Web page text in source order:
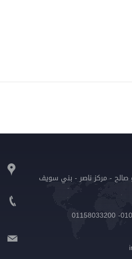
صالح - مركز ناصر - بني سويف